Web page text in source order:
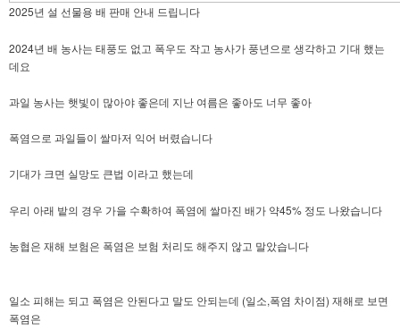
2025년 설 선물용 배 판매 안내 드립니다
2024년 배 농사는 태풍도 없고 폭우도 작고 농사가 풍년으로 생각하고 기대 했는
데요
과일 농사는 햇빛이 많아야 좋은데 지난 여름은 좋아도 너무 좋아
폭염으로 과일들이 쌀마저 익어 버렸습니다
기대가 크면 실망도 큰법 이라고 했는데
우리 아래 밭의 경우 가을 수확하여 폭염에 쌀마진 배가 약45% 정도 나왔습니다
농협은 재해 보험은 폭염은 보험 처리도 해주지 않고 말았습니다
일소 피해는 되고 폭염은 안된다고 말도 안되는데 (일소,폭염 차이점) 재해로 보면
폭염은